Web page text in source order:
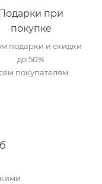
Подарки при
покупке
подарки и скидки
до 50%
покупателям